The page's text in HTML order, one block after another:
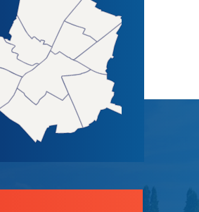
ASSOCIATIONS DE LA VILLE